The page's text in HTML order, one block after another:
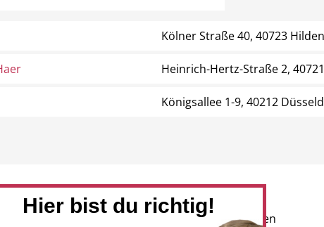
Kölner Straße 40, 40723 Hilden
Heinrich-Hertz-Straße 2,
Königsallee 1-9, 40212
mit: Newsletter
Melden Sie sich für unseren
Hier bist du richtig!